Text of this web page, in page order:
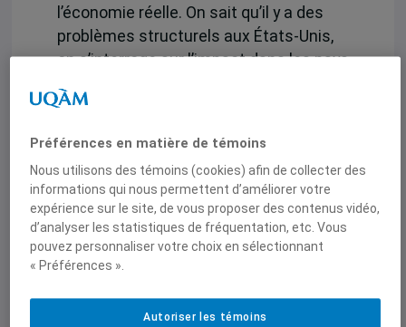
l’économie réelle. On sait qu’il y a des
problèmes structurels aux États-Unis,
on s’interroge sur l’impact dans les pays
– le cas de l’Islande l’illustre, et la Chine
Pour accéder à l’article, cliquez sur le
lien ci-dessous:
http://www.radio-
canada.ca/nouvelles/Economie-
Affaires/2008/10/22/004-
Préférences en matière de témoins
Nous utilisons des témoins (cookies) afin de collecter des
informations qui nous permettent d’améliorer votre
expérience sur le site, de vous proposer des contenus vidéo,
d’analyser les statistiques de fréquentation, etc. Vous
pouvez personnaliser votre choix en sélectionnant
« Préférences ».
Autoriser les témoins